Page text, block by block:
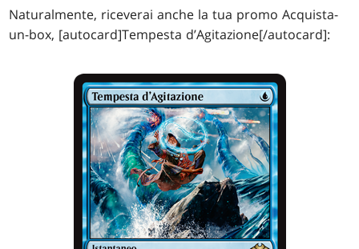
Naturalmente, riceverai anche la tua promo Acquista-
un-box, [autocard]Tempesta d’Agitazione[/autocard]: